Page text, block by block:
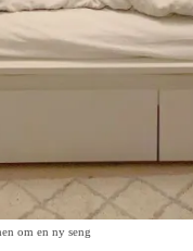
om en ny seng